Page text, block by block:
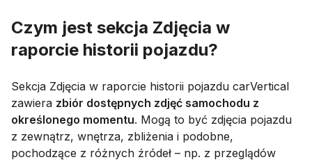
Czym jest sekcja Zdjęcia w
raporcie historii pojazdu?
Sekcja Zdjęcia w raporcie historii pojazdu carVertical
zawiera zbiór dostępnych zdjęć samochodu z
określonego momentu. Mogą to być zdjęcia pojazdu
z zewnątrz, wnętrza, zbliżenia i podobne,
pochodzące z różnych źródeł – np. z przeglądów